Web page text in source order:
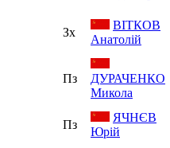
Зх
ВІТКОВ
Анатолій
Пз
ДУРАЧЕНКО
Микола
Пз
ЯЧНЄВ
Юрій